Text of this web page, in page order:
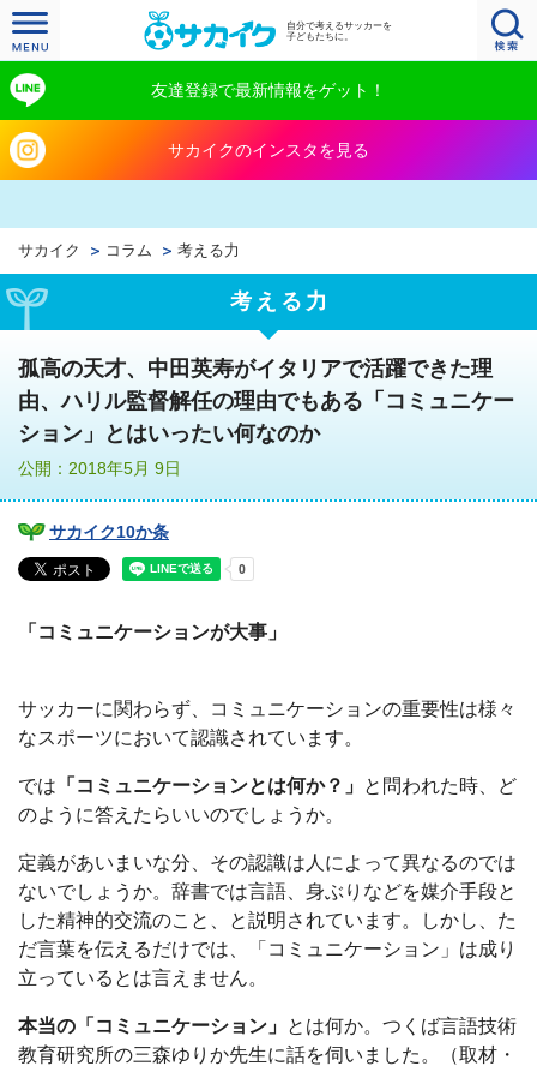
自分で考えるサッカーを
子どもたちに。
友達登録で最新情報をゲット！
サカイクのインスタを見る
サカイク コラム 考える力
考える力
孤高の天才、中田英寿がイタリアで活躍できた理
由、ハリル監督解任の理由でもある「コミュニケー
ション」とはいったい何なのか
公開：2018年5月 9日
サカイク10か条
「コミュニケーションが大事」
サッカーに関わらず、コミュニケーションの重要性は様々
なスポーツにおいて認識されています。
では 「コミュニケーションとは何か？」 と問われた時、ど
のように答えたらいいのでしょうか。
定義があいまいな分、その認識は人によって異なるのでは
ないでしょうか。辞書では言語、身ぶりなどを媒介手段と
した精神的交流のこと、と説明されています。しかし、た
だ言葉を伝えるだけでは、「コミュニケーション」は成り
立っているとは言えません。
本当の「コミュニケーション」 とは何か。つくば言語技術
教育研究所の三森ゆりか先生に話を伺いました。（取材・